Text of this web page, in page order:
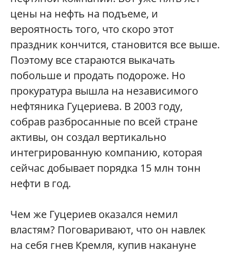
цены на нефть на подъеме, и
вероятность того, что скоро этот
праздник кончится, становится все выше.
Поэтому все стараются выкачать
побольше и продать подороже. Но
прокуратура вышла на независимого
нефтяника Гуцериева. В 2003 году,
собрав разбросанные по всей стране
активы, он создал вертикально
интегрированную компанию, которая
сейчас добывает порядка 15 млн тонн
нефти в год.
Чем же Гуцериев оказался немил
властям? Поговаривают, что он навлек
на себя гнев Кремля, купив накануне